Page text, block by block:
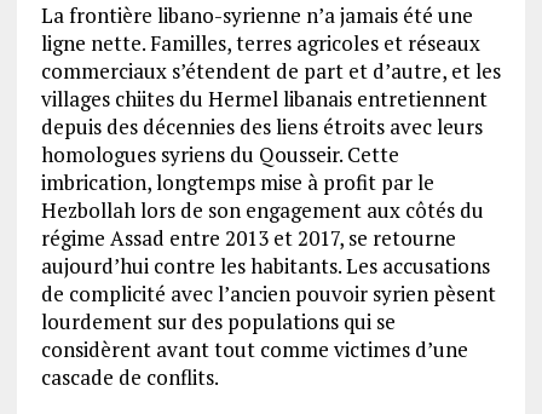
La frontière libano-syrienne n’a jamais été une
ligne nette. Familles, terres agricoles et réseaux
commerciaux s’étendent de part et d’autre, et les
villages chiites du Hermel libanais entretiennent
depuis des décennies des liens étroits avec leurs
homologues syriens du Qousseir. Cette
imbrication, longtemps mise à profit par le
Hezbollah lors de son engagement aux côtés du
régime Assad entre 2013 et 2017, se retourne
aujourd’hui contre les habitants. Les accusations
de complicité avec l’ancien pouvoir syrien pèsent
lourdement sur des populations qui se
considèrent avant tout comme victimes d’une
cascade de conflits.